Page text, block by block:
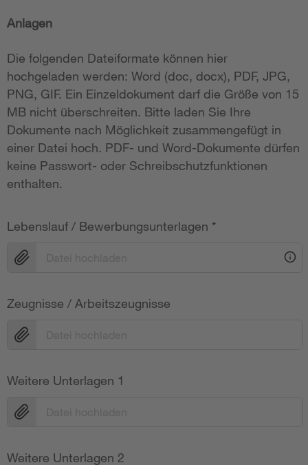
Anlagen
Die folgenden Dateiformate können hier
hochgeladen werden: Word (doc, docx), PDF, JPG,
PNG, GIF. Ein Einzeldokument darf die Größe von 15
MB nicht überschreiten. Bitte laden Sie Ihre
Dokumente nach Möglichkeit zusammengefügt in
einer Datei hoch. PDF- und Word-Dokumente dürfen
keine Passwort- oder Schreibschutzfunktionen
enthalten.
Lebenslauf / Bewerbungsunterlagen *
Zeugnisse / Arbeitszeugnisse
Weitere Unterlagen 1
Weitere Unterlagen 2